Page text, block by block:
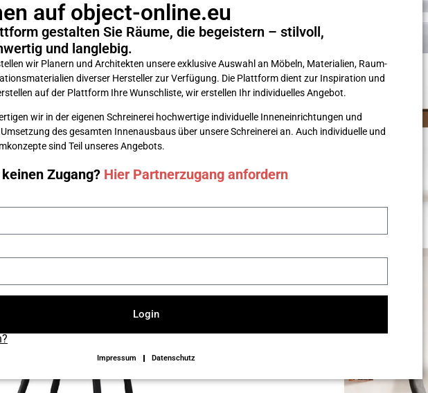
auf object-online.eu
gestalten Sie Räume, die begeistern – stilvoll,
und langlebig.
wir Planern und Architekten unsere exklusive Auswahl an Möbeln, Materialien, Raum­
diverser Hersteller zur Verfügung. Die Plattform dient zur Inspiration und
auf der Plattform Ihre Wunsch­liste, wir erstellen Ihr individuelles Angebot.
wir in der eigenen Schreinerei hochwertige individuelle Inneneinrichtungen und
des gesamten Innenausbaus über unsere Schreinerei an. Auch individuelle und
sind Teil unseres Angebots.
Zugang? Hier Partnerzugang anfordern
Login
Impressum Datenschutz